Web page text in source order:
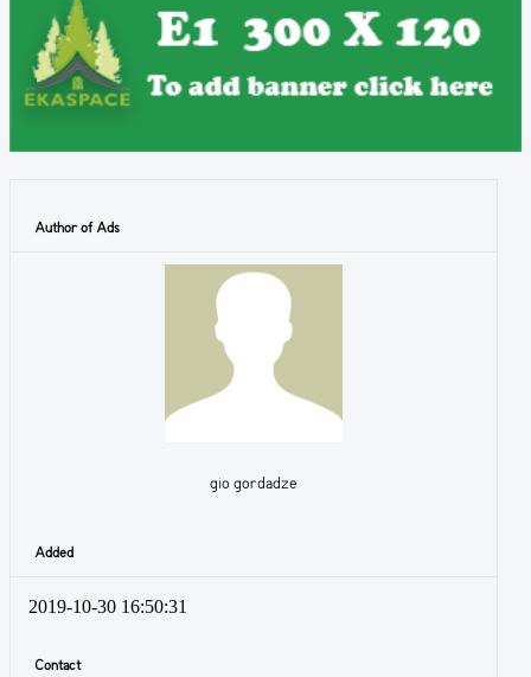
Author of Ads
gio gordadze
Added
2019-10-30 16:50:31
Contact